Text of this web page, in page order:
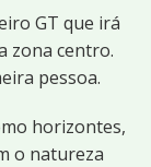
GT que irá
zona centro.
pessoa.
horizontes,
o natureza